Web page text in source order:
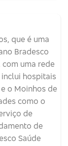
que é uma
Bradesco
uma rede
hospitais
o Moinhos de
como o
de
de
Saúde